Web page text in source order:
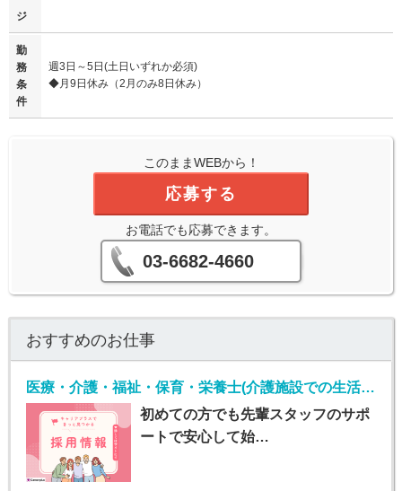
ジ
勤
務
条
件
週3日～5日(土日いずれか必須)
◆月9日休み（2月のみ8日休み）
このままWEBから！
応募する
お電話でも応募できます。
03-6682-4660
おすすめのお仕事
医療・介護・福祉・保育・栄養士(介護施設での生活介助(介護スタッフ)/大宮)
初めての方でも先輩スタッフのサポ
ートで安心して始…